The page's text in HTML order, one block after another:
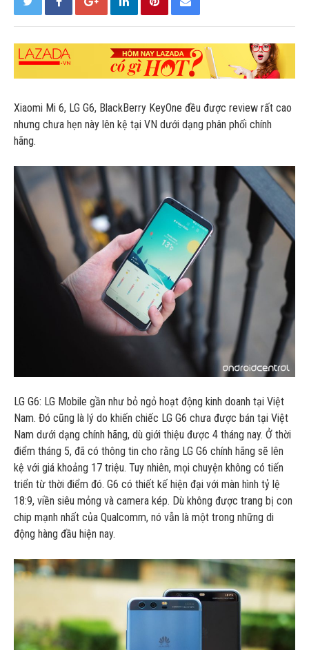
Xiaomi Mi 6, LG G6, BlackBerry KeyOne đều được review rất cao
nhưng chưa hẹn này lên kệ tại VN dưới dạng phân phối chính
hãng.
LG G6: LG Mobile gần như bỏ ngỏ hoạt động kinh doanh tại Việt
Nam. Đó cũng là lý do khiến chiếc LG G6 chưa được bán tại Việt
Nam dưới dạng chính hãng, dù giới thiệu được 4 tháng nay. Ở thời
điểm tháng 5, đã có thông tin cho rằng LG G6 chính hãng sẽ lên
kệ với giá khoảng 17 triệu. Tuy nhiên, mọi chuyện không có tiến
triển từ thời điểm đó. G6 có thiết kế hiện đại với màn hình tỷ lệ
18:9, viền siêu mỏng và camera kép. Dù không được trang bị con
chip mạnh nhất của Qualcomm, nó vẫn là một trong những di
động hàng đầu hiện nay.